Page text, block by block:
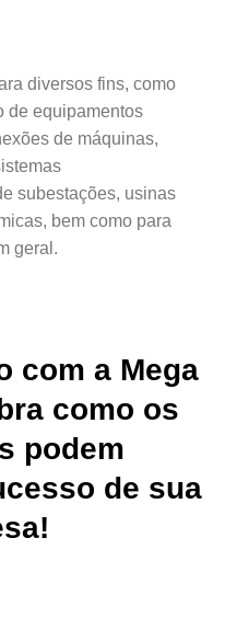
diversos fins, como
de equipamentos
de máquinas,
subestações, usinas
bem como para
geral.
com a Mega
como os
podem
de sua